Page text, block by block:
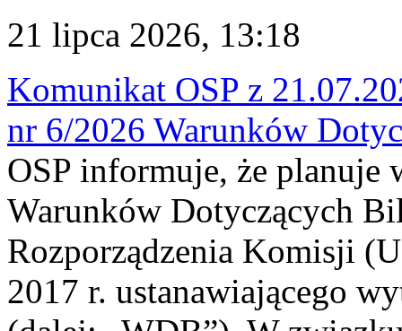
21 lipca 2026, 13:18
Komunikat OSP z
nr 6/2026 Warunków
OSP informuje, że planuje
Warunków Dotyczących
Rozporządzenia Komisji
2017 r. ustanawiającego